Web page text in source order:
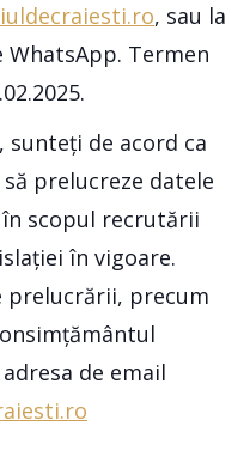
, sau la
WhatsApp. Termen
sunteți de acord ca
să prelucreze datele
scopul recrutării
în vigoare.
prelucrării, precum
de email